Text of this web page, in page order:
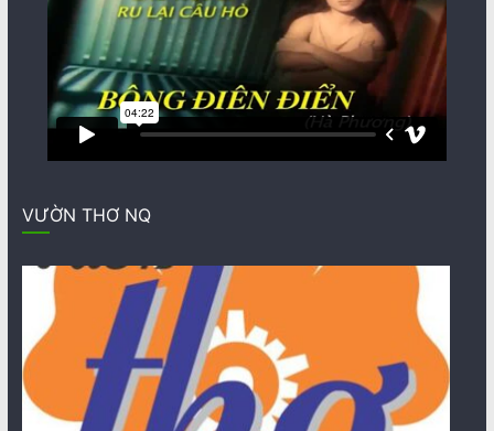
VƯỜN THƠ NQ